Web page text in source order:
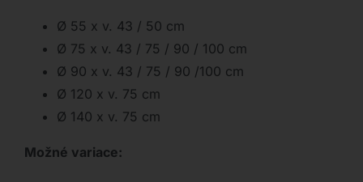
Ø 55 x v. 43 / 50 cm
Ø 75 x v. 43 / 75 / 90 / 100 cm
Ø 90 x v. 43 / 75 / 90 /100 cm
Ø 120 x v. 75 cm
Ø 140 x v. 75 cm
Možné variace: